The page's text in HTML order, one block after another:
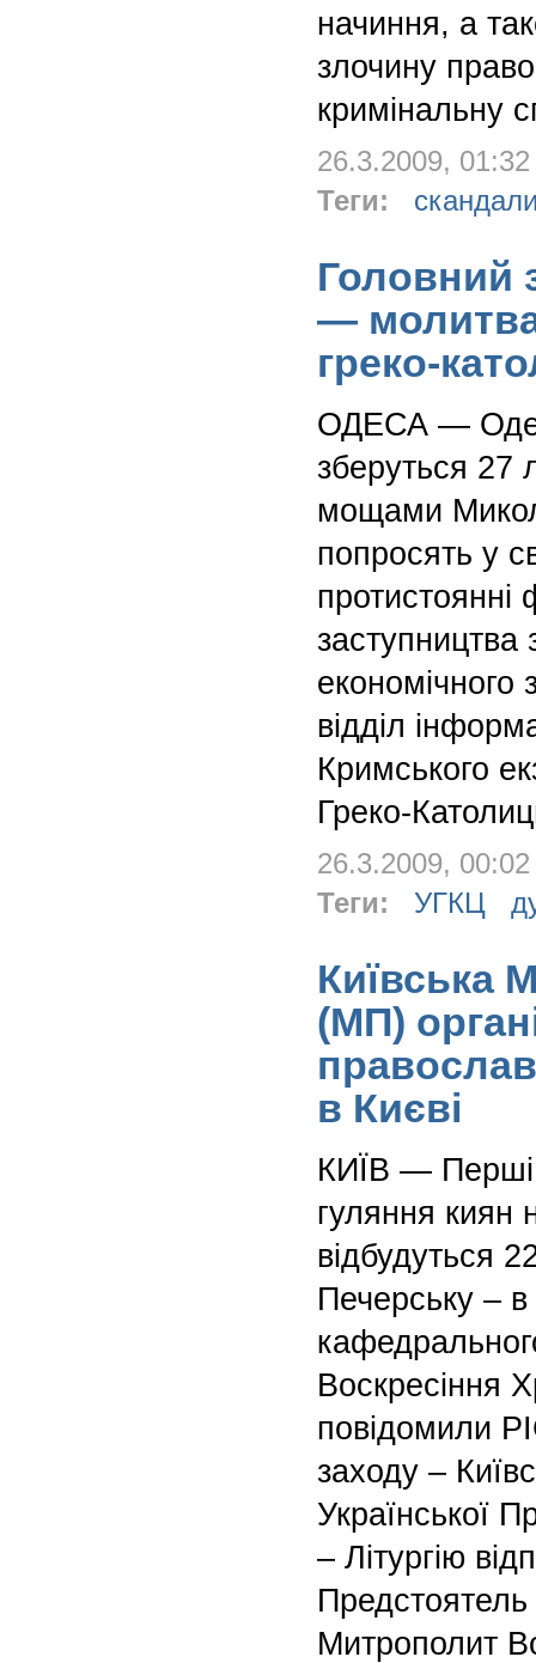
начиння, а
злочину
кримінальну
26.3.2009,
Теги:
Головний
—
греко-
ОДЕСА —
зберуться 27
мощами
попросять у
протистоянні
заступництва
економічного
відділ
Кримського
Греко-
26.3.2009,
Теги:
УГКЦ
Київська
(МП)
в Києві
КИЇВ — Перші
гуляння киян
відбудуться
Печерську – в
Воскресіння
повідомили
заходу –
Української
– Літургію
Предстоятель
Митрополит